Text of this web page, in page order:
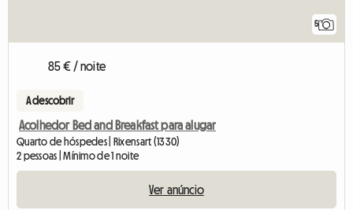
5
85 € / noite
A descobrir
Acolhedor Bed and Breakfast para alugar
Quarto de hóspedes | Rixensart (1330)
2 pessoas | Mínimo de 1 noite
Ver anúncio